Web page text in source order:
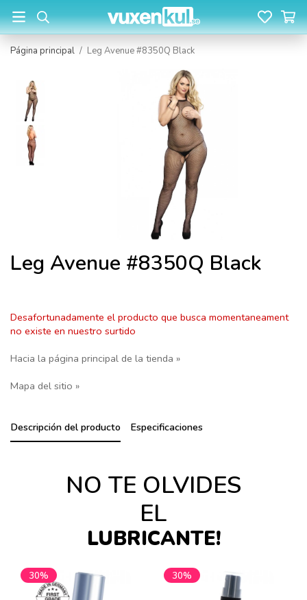
Página principal / Leg Avenue #8350Q Black
Leg Avenue #8350Q Black
Desafortunadamente el producto que busca momentaneament
no existe en nuestro surtido
Hacia la página principal de la tienda »
Mapa del sitio »
Descripción del producto Especificaciones
NO TE OLVIDES
EL
LUBRICANTE!
30% 30%